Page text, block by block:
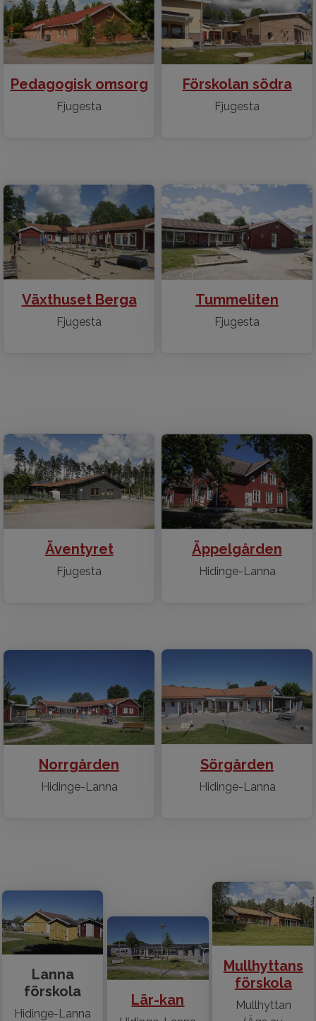
Pedagogisk omsorg
Fjugesta
Förskolan södra
Fjugesta
Växthuset Berga
Fjugesta
Tummeliten
Fjugesta
Äventyret
Fjugesta
Äppelgården
Hidinge-Lanna
Norrgården
Hidinge-Lanna
Sörgården
Hidinge-Lanna
Lanna
förskola
Hidinge-Lanna
Lär-kan
Mullhyttans
förskola
Mullhyttan